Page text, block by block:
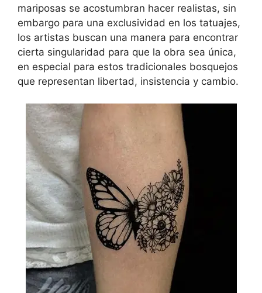
mariposas se acostumbran hacer realistas, sin
embargo para una exclusividad en los tatuajes,
los artistas buscan una manera para encontrar
cierta singularidad para que la obra sea única,
en especial para estos tradicionales bosquejos
que representan libertad, insistencia y cambio.